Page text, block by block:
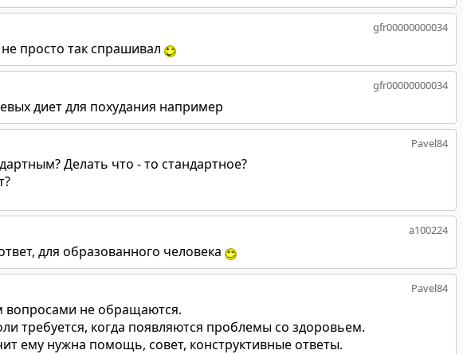
gfr00000000034
просто так спрашивал
gfr00000000034
диет для похудания например
Pavel84
Делать что - то стандартное?
a100224
для образованного человека
Pavel84
вопросами не обращаются.
требуется, когда появляются проблемы со здоровьем.
ему нужна помощь, совет, конструктивные ответы.